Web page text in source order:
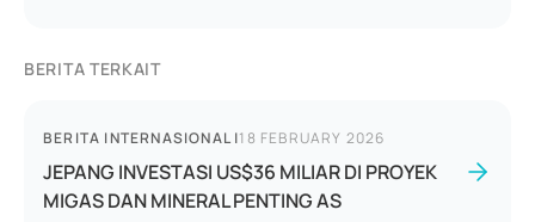
BERITA TERKAIT
BERITA INTERNASIONAL |18 FEBRUARY 2026
JEPANG INVESTASI US$36 MILIAR DI PROYEK
MIGAS DAN MINERAL PENTING AS